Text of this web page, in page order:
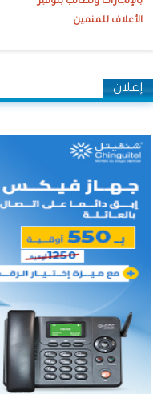
بالإنجازات وتطالب بتوفير
الأعلاف للمنمين
إعلان